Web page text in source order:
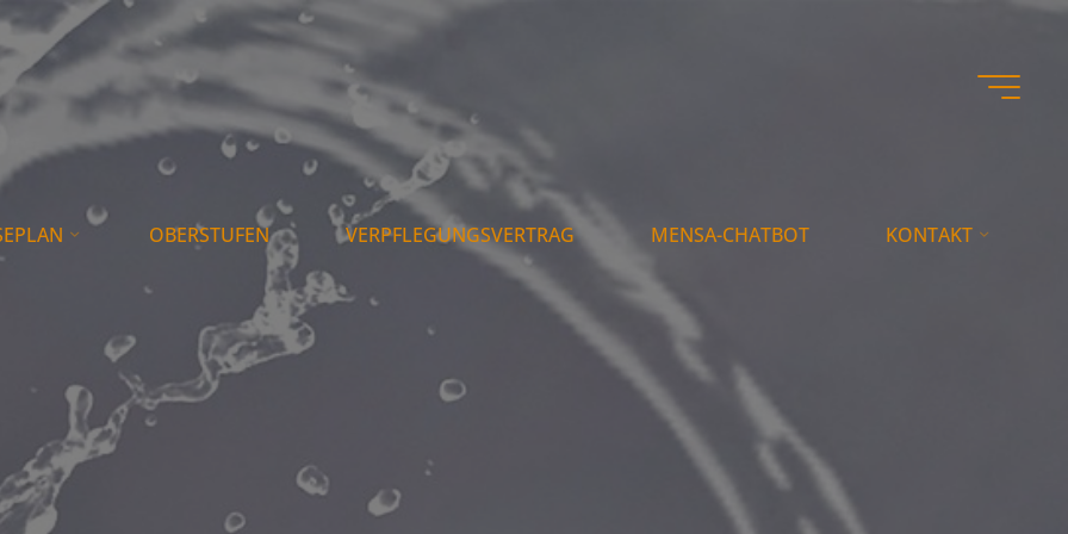
OBERSTUFEN VERPFLEGUNGSVERTRAG MENSA-CHATBOT KONTAKT